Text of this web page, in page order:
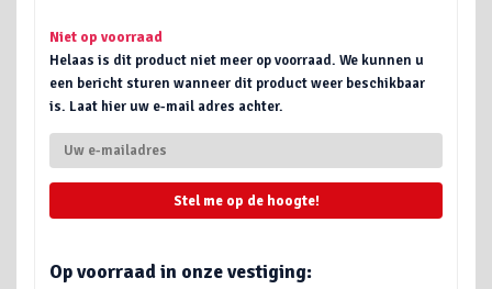
Niet op voorraad
Helaas is dit product niet meer op voorraad. We kunnen u
een bericht sturen wanneer dit product weer beschikbaar
is. Laat hier uw e-mail adres achter.
Stel me op de hoogte!
Op voorraad in onze vestiging: